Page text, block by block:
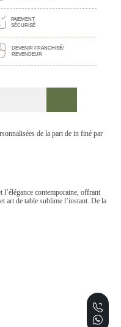
PAIEMENT
SÉCURISÉ
DEVENIR FRANCHISÉ/
REVENDEUR
GOURMANDE
EVENEMENTS
de la part de in finé par
contemporaine, offrant
art de table sublime l’instant. De la